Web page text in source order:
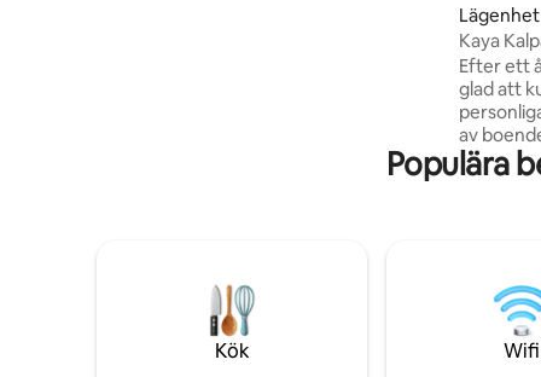
Kaya
Condesa
Efter ett
glad att
personliga
av
Idealisk
alla
minuters
Populära
Kök Wifi